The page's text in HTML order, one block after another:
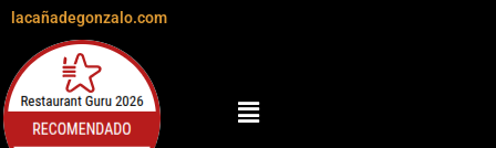
contenido
lacañadegonzalo.com
Menú